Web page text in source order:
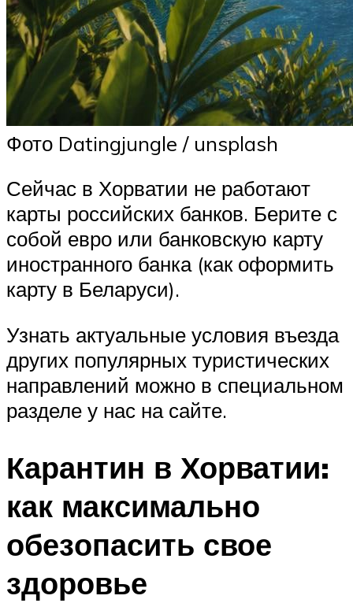
Фото Datingjungle / unsplash
Сейчас в Хорватии не работают
карты российских банков. Берите с
собой евро или банковскую карту
иностранного банка (как оформить
карту в Беларуси).
Узнать актуальные условия въезда
других популярных туристических
направлений можно в специальном
разделе у нас на сайте.
Каран­тин в Хор­ва­тии:
как мак­си­маль­но
обез­опа­сить свое
здоровье